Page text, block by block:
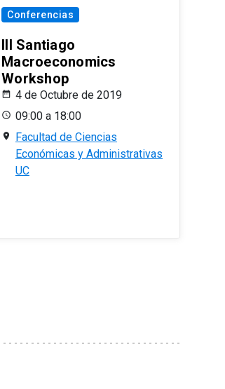
Conferencias
III Santiago
Macroeconomics
Workshop
4 de Octubre de 2019
09:00 a 18:00
Facultad de Ciencias
Económicas y Administrativas
UC